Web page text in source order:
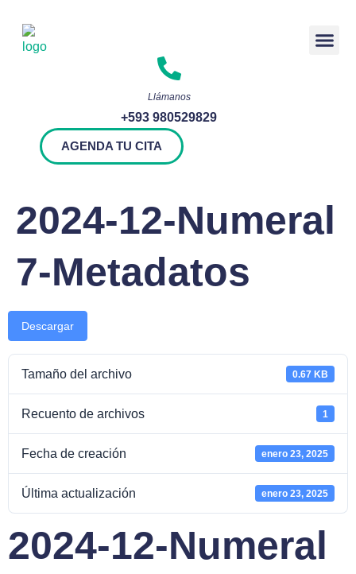
Llámanos
+593 980529829
AGENDA TU CITA
2024-12-Numeral
7-Metadatos
Descargar
Tamaño del archivo 0.67 KB
Recuento de archivos 1
Fecha de creación enero 23, 2025
Última actualización enero 23, 2025
2024-12-Numeral